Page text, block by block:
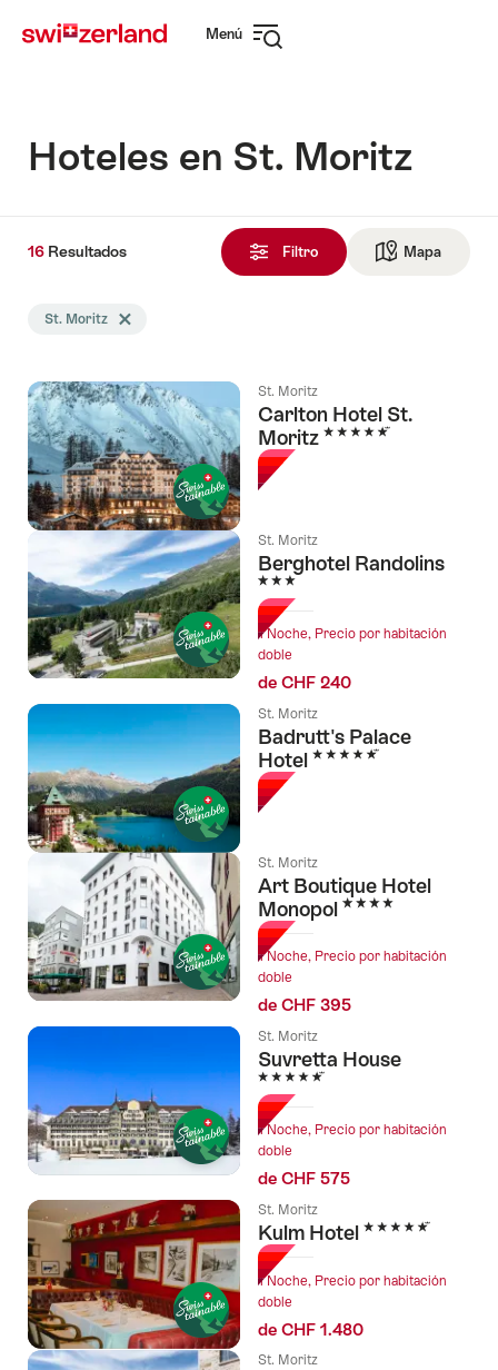
por
rápida
Menú
Hoteles en St. Moritz
Resultados
Filtro Mapa
16 Resultados
búsqueda
siguientes
etiquetas
St. Moritz Eliminar etiqueta St. Moritz
St. Moritz
Carlton Hotel St.
Moritz 5 Estrellas
St. Moritz
Berghotel Randolins
3 Estrellas
1 Noche, Precio por habitación
doble
de CHF 240
St. Moritz
Badrutt's Palace
Hotel 5 Estrellas
St. Moritz
Art Boutique Hotel
Monopol 4 Estrellas
1 Noche, Precio por habitación
doble
de CHF 395
St. Moritz
Suvretta House
5 Estrellas
1 Noche, Precio por habitación
doble
de CHF 575
St. Moritz
Kulm Hotel 5 Estrellas
1 Noche, Precio por habitación
doble
de CHF 1.480
St. Moritz